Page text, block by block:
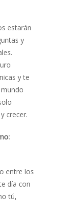
estarán
y
y te
crecer.
entre los
día con
tú,